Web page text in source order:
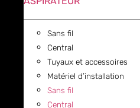
Sans fil
Central
Tuyaux et accessoires
Matériel d’installation
Sans fil
Central